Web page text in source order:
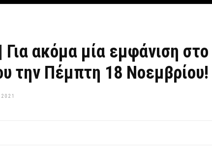
ακόμα μία εμφάνιση στο
την Πέμπτη 18 Νοεμβρίου!